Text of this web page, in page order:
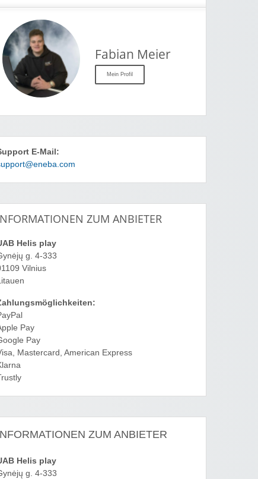
Fabian Meier
Mein Profil
E-Mail:
ZUM ANBIETER
Helis play
g. 4-333
Vilnius
Pay
Pay
Mastercard, American Express
ZUM ANBIETER
Helis play
g. 4-333